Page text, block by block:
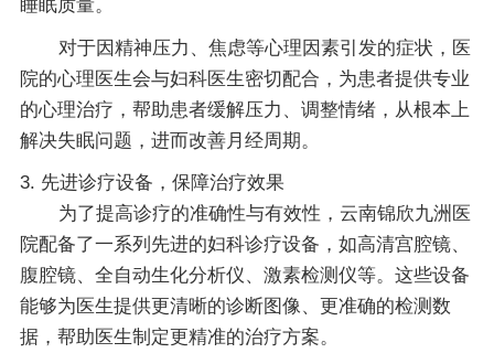
睡眠质量。
对于因精神压力、焦虑等心理因素引发的症状，医
院的心理医生会与妇科医生密切配合，为患者提供专业
的心理治疗，帮助患者缓解压力、调整情绪，从根本上
解决失眠问题，进而改善月经周期。
3. 先进诊疗设备，保障治疗效果
为了提高诊疗的准确性与有效性，云南锦欣九洲医
院配备了一系列先进的妇科诊疗设备，如高清宫腔镜、
腹腔镜、全自动生化分析仪、激素检测仪等。这些设备
能够为医生提供更清晰的诊断图像、更准确的检测数
据，帮助医生制定更精准的治疗方案。